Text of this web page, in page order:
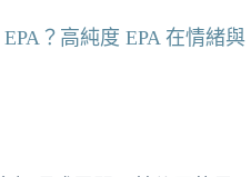
？高純度 EPA 在情緒與